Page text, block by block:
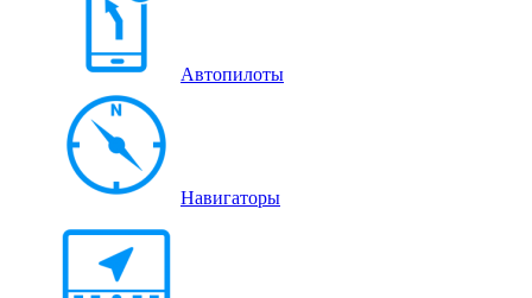
Автопилоты
Навигаторы